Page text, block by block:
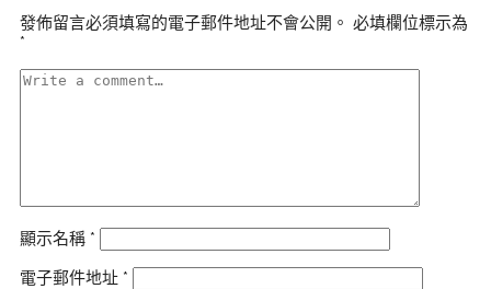
發佈留言必須填寫的電子郵件地址不會公開。 必填欄位標示為
*
顯示名稱 *
電子郵件地址 *